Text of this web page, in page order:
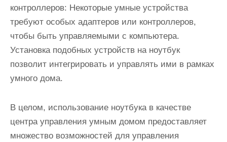
контроллеров: Некоторые умные устройства
требуют особых адаптеров или контроллеров,
чтобы быть управляемыми с компьютера.
Установка подобных устройств на ноутбук
позволит интегрировать и управлять ими в рамках
умного дома.
В целом, использование ноутбука в качестве
центра управления умным домом предоставляет
множество возможностей для управления